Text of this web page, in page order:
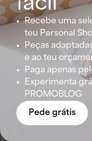
Recebe uma
teu Personal
Peças
e ao teu
Paga apenas
Experimenta
PROMOBLOG
Pede grátis